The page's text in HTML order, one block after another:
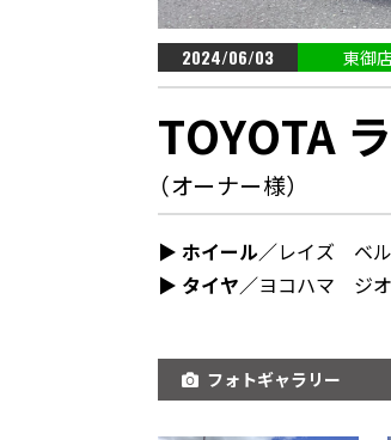
2024/06/03 東御
TOYOTA
（オーナー様）
▶︎ ホイール／レイズ ベル
▶︎ タイヤ／ヨコハマ ジオ
フォトギャラリー